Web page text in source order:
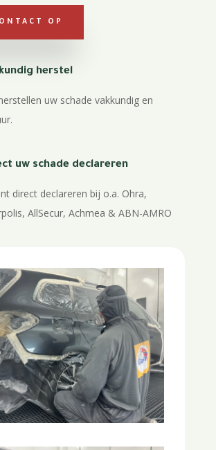
OP
herstel
uw schade vakkundig en
uw schade declareren
direct declareren bij o.a. Ohra,
AllSecur, Achmea & ABN-AMRO